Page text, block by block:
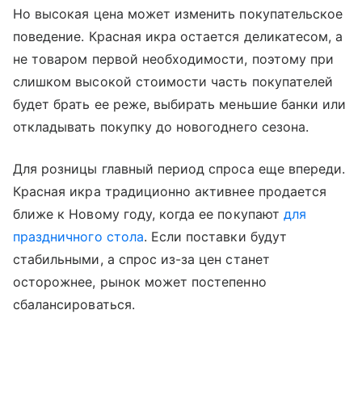
Но высокая цена может изменить покупательское
поведение. Красная икра остается деликатесом, а
не товаром первой необходимости, поэтому при
слишком высокой стоимости часть покупателей
будет брать ее реже, выбирать меньшие банки или
откладывать покупку до новогоднего сезона.
Для розницы главный период спроса еще впереди.
Красная икра традиционно активнее продается
ближе к Новому году, когда ее покупают для
праздничного стола. Если поставки будут
стабильными, а спрос из-за цен станет
осторожнее, рынок может постепенно
сбалансироваться.